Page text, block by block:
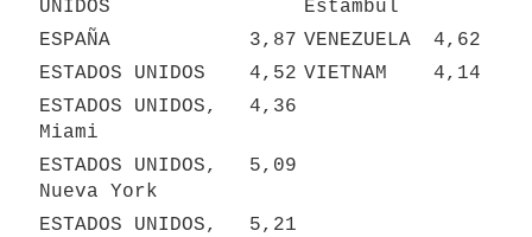
UNIDOS
Estambul
ESPAÑA 3,87 VENEZUELA
4,62
ESTADOS UNIDOS
4,52 VIETNAM
4,14
ESTADOS UNIDOS,
Miami
4,36
ESTADOS UNIDOS,
Nueva York
5,09
ESTADOS UNIDOS,
5,21